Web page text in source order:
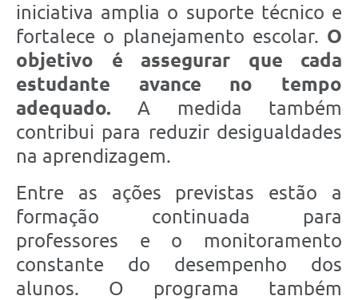
iniciativa amplia o suporte técnico e
fortalece o planejamento escolar. O
objetivo é assegurar que cada
estudante avance no tempo
adequado. A medida também
contribui para reduzir desigualdades
na aprendizagem.
Entre as ações previstas estão a
formação continuada para
professores e o monitoramento
constante do desempenho dos
alunos. O programa também